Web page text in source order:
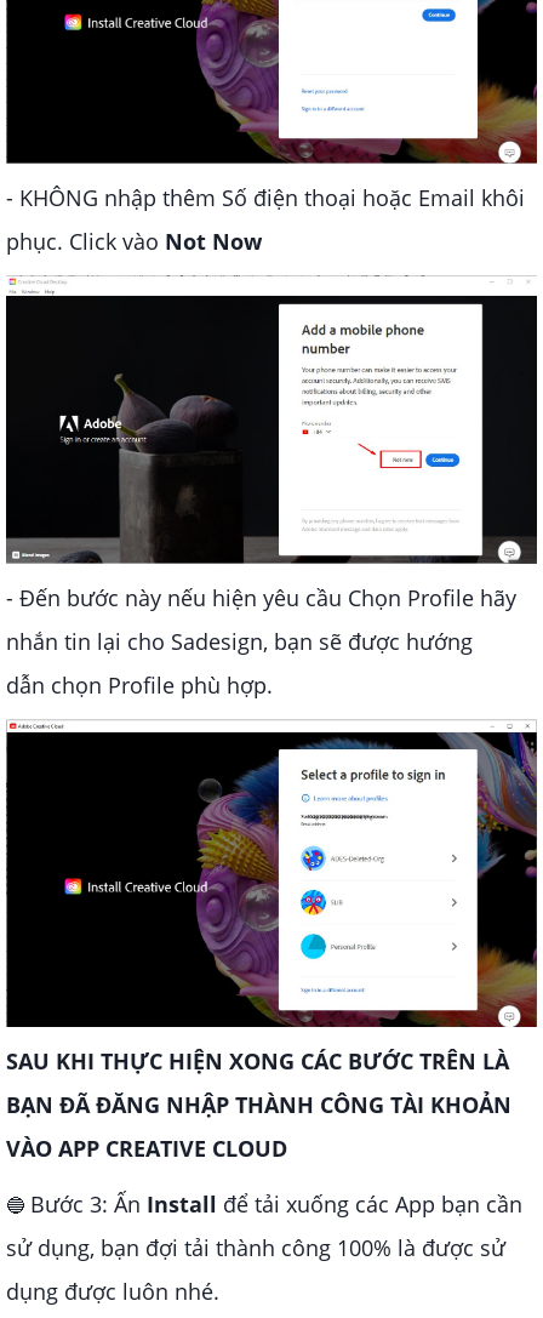
- KHÔNG nhập thêm Số điện thoại hoặc Email khôi
phục. Click vào Not Now
- Đến bước này nếu hiện yêu cầu Chọn Profile hãy
nhắn tin lại cho Sadesign, bạn sẽ được hướng
dẫn chọn Profile phù hợp.
SAU KHI THỰC HIỆN XONG CÁC BƯỚC TRÊN LÀ
BẠN ĐÃ ĐĂNG NHẬP THÀNH CÔNG TÀI KHOẢN
VÀO APP CREATIVE CLOUD
🔵 Bước 3: Ấn Install để tải xuống các App bạn cần
sử dụng, bạn đợi tải thành công 100% là được sử
dụng được luôn nhé.